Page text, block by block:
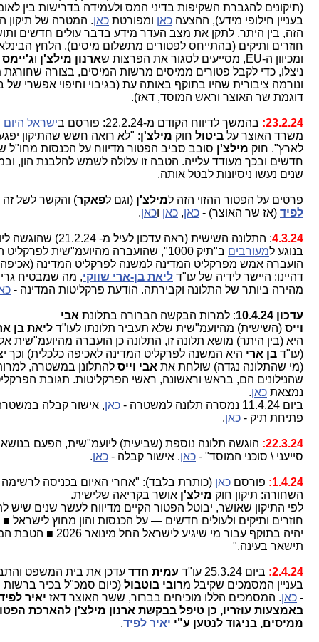
(תיקונים להגברת השקיפות בדיני המס ולעמידה בדרישות בין
בעניין חילופי מידע), ההצעהכאןומפורטתכאן. המטרה של תיקון
הזה, בין היתר, לתקן את מצב העדר מידע בדבר עולים חדשים
חוזרים ותיקים (בהתייחס לפטורים מתשלום מיסים). הלחץ
ומכיוון ה-EU, מסייעים לסגור את הפרצות ש
ארנון מילצ'ןוג'יימס
ניצלו, כדי לקבל פטורים ממיסים מרשות המיסים, בצורה שחורגת
ונורמה ציבורית שהיו בתוקף באותה עת (בגיבוי וחיפוי אפשרי של
דוגמת שר האוצר וראש המוסד, דאז).
23.2.24: בהמשך לדיווח הקודם מ-22.2.24: פורסם ב ישראל היום:
משרד האוצר עלביטולחוקמילצ'ן: "לא רואה חשש שהתיקון יפגע
לארץ". חוקמילצ'ןסובב סביב הפטור מדיווח על הכנסות מחו"ל של
חדשים ובכך מעודד עלייה. הטבה זו עלולה לשמש להלבנת הון,
שנים נעשו ניסיונות לבטל אותה.
פרטים על הפטור ההזוי הזה ל מילצ'ן(וגם ל פאקר) והקשר לשל זה ל
לפיד(אז שר האוצר) - כאן,כאןוכאן.
4.3.24
: התלונה השישית (ראה עדכון לעיל מ-
בנוגע למעורבים
ב"תיק 1000", שהועברה מהיועמ"שית לפרקליט
הועברה אמש מפרקליט המדינה למשנה לפרקליט המדינה (אכיפה
דהיינו: היישר לידיה של עו"דליאת בן-ארי שווקי, מה שמבטיח
מהירה ביותר של התלונה וקבירתה. הודעת פרקליטות המדינה - כאן
עדכון 10.4.24 : למרות הבקשה הברורה בתלונתאבי
וייס(השישית) מהיועמ"שית שלא תעביר תלונתו לעו"דליאת בן ארי
היא (בין היתר) מושא תלונה זו, התלונה כן הועברה מהיועמ"שית
(עו"דבן אריהיא המשנה לפרקליט המדינה לאכיפה כלכלית) וכך
(מי שהתלונה נגדה) שולחת אתאבי וייסלהתלונן במשטרה, למרות
שהנילונים הם, בראש וראשונה, ראשי הפרקליטות. תגובת
נמצאתכאן.
ביום 11.4.24 נמסרה תלונה למשטרה -
כאן, אישור קבלה במשטרה
פתיחת תיק - כאן.
22.3.24: הוגשה תלונה נוספת (שביעית) ליועמ"שית, הפעם בנושא
סייעני \ סוכני המוסד" - כאן. אישור קבלה - כאן.
1.4.24: פורסםכאן(כותרת בלבד): "אחרי האיום בכניסה לרשימה
השחורה: תיקון חוקמילצ'ןאושר בקריאה שלישית.
לפי התיקון שאושר, יבוטל הפטור הקיים מדיווח לעשר שנים שיש
חוזרים ותיקים ולעולים חדשים — על הכנסות והון מחוץ לישראל ■
יהיה בתוקף עבור מי שיגיע לישראל החל מינואר 2026 ■ הטבת
תישאר בעינה."
2.4.24: ביום 25.3.24 עו"ד עמית חדדעדכן את בית המשפט
בעניין המסמכים שקיבל מ רובי בוטבול(כיום סמכ"ל בכיר ברשות
כאן. המסמכים הללו מוכיחים בברור, ששר האוצר דאזיאיר לפיד,
באמצעות עוזריו, כן טיפל בבקשת ארנון מילצ'ן להארכת
ממיסים, בניגוד לנטען ע"ייאיר לפיד.